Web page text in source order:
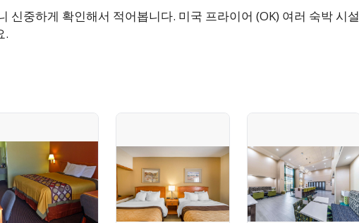
신중하게 확인해서 적어봅니다. 미국 프라이어 (OK) 여러 숙박 시설
.